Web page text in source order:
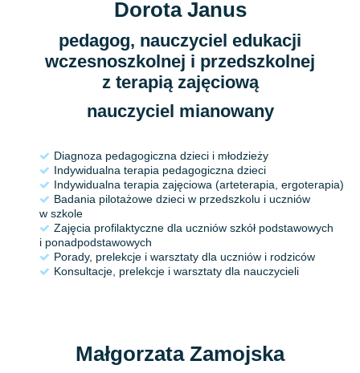
Dorota Janus
pedagog, nauczyciel edukacji
wczesnoszkolnej i przedszkolnej
z terapią zajęciową
nauczyciel mianowany
Diagnoza pedagogiczna dzieci i młodzieży
Indywidualna terapia pedagogiczna dzieci
Indywidualna terapia zajęciowa (arteterapia, ergoterapia)
Badania pilotażowe dzieci w przedszkolu i uczniów
w szkole
Zajęcia profilaktyczne dla uczniów szkół podstawowych
i ponadpodstawowych
Porady, prelekcje i warsztaty dla uczniów i rodziców
Konsultacje, prelekcje i warsztaty dla nauczycieli
Małgorzata Zamojska